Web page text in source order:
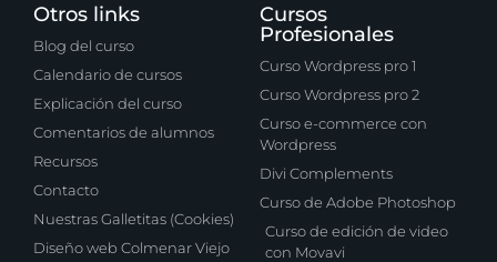
Otros links
Blog del curso
Calendario de cursos
Explicación del curso
Comentarios de alumnos
Recursos
Contacto
Nuestras Galletitas (Cookies)
Diseño web Colmenar Viejo
Cursos
Profesionales
Curso Wordpress pro 1
Curso Wordpress pro 2
Curso e-commerce con
Wordpress
Divi Complements
Curso de Adobe Photoshop
Curso de edición de video
con Movavi